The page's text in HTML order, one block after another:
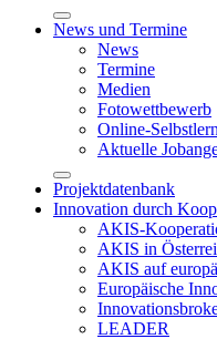
News und Termine
News
Termine
Medien
Fotowettbewerb
Online-
Aktuelle
Projektdatenbank
Innovation durch
AKIS-
AKIS in
AKIS auf
Europäische
LEADER